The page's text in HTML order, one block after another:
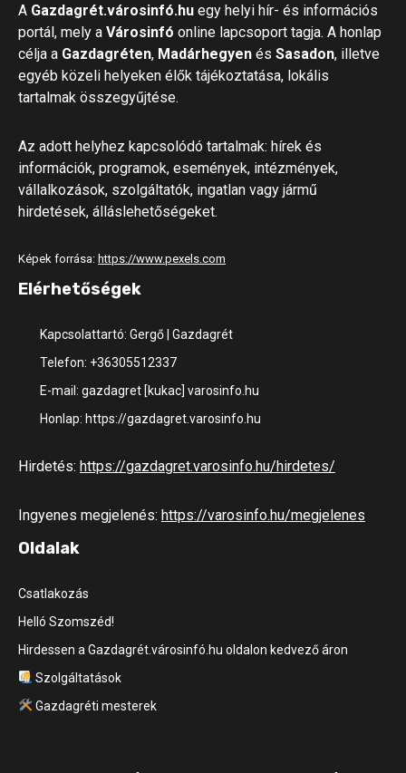
A Gazdagrét.városinfó.hu egy helyi hír- és információs
portál, mely a Városinfó online lapcsoport tagja. A honlap
célja a Gazdagréten, Madárhegyen és Sasadon, illetve
egyéb közeli helyeken élők tájékoztatása, lokális
tartalmak összegyűjtése.
Az adott helyhez kapcsolódó tartalmak: hírek és
információk, programok, események, intézmények,
vállalkozások, szolgáltatók, ingatlan vagy jármű
hirdetések, álláslehetőségeket.
Képek forrása: https://www.pexels.com
Elérhetőségek
Kapcsolattartó: Gergő | Gazdagrét
Telefon: +36305512337
E-mail: gazdagret [kukac] varosinfo.hu
Honlap: https://gazdagret.varosinfo.hu
Hirdetés: https://gazdagret.varosinfo.hu/hirdetes/
Ingyenes megjelenés: https://varosinfo.hu/megjelenes
Oldalak
Csatlakozás
Helló Szomszéd!
Hirdessen a Gazdagrét.városinfó.hu oldalon kedvező áron
Szolgáltatások
Gazdagréti mesterek